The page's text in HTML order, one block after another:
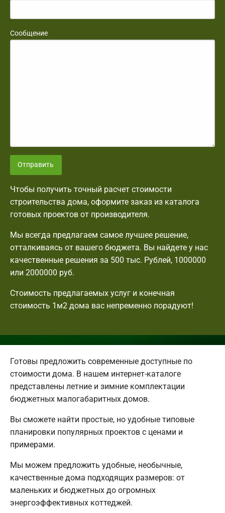
Сообщение
Отправить
Чтобы получить точный расчет стоимости
строительства дома, оформите заказ из каталога
готовых проектов от производителя.
Мы всегда предлагаем самое лучшее решение,
отталкиваясь от вашего бюджета. Вы найдете у нас
качественные решения за 500 тыс. Рублей, 1000000
или 2000000 руб.
Стоимость предлагаемых услуг и конечная
стоимость 1м2 дома вас непременно порадуют!
Готовы предложить современные доступные по
стоимости дома. В нашем интернет-каталоге
представлены летние и зимние комплектации
бюджетных малогабаритных домов.
Вы сможете найти простые, но удобные типовые
планировки популярных проектов с ценами и
примерами.
Мы можем предложить удобные, необычные,
качественные дома подходящих размеров: от
маленьких и бюджетных до огромных
энергоэффективных коттеджей.